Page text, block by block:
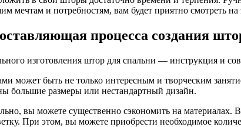
мечтам и потребностям, вам будет приятно смотреть
процесса создания
может быть не только интересным и творческим
большие размеры или нестандартный дизайн.
вы можете существенно сэкономить на материалах.
При этом, вы можете приобрести необходимое